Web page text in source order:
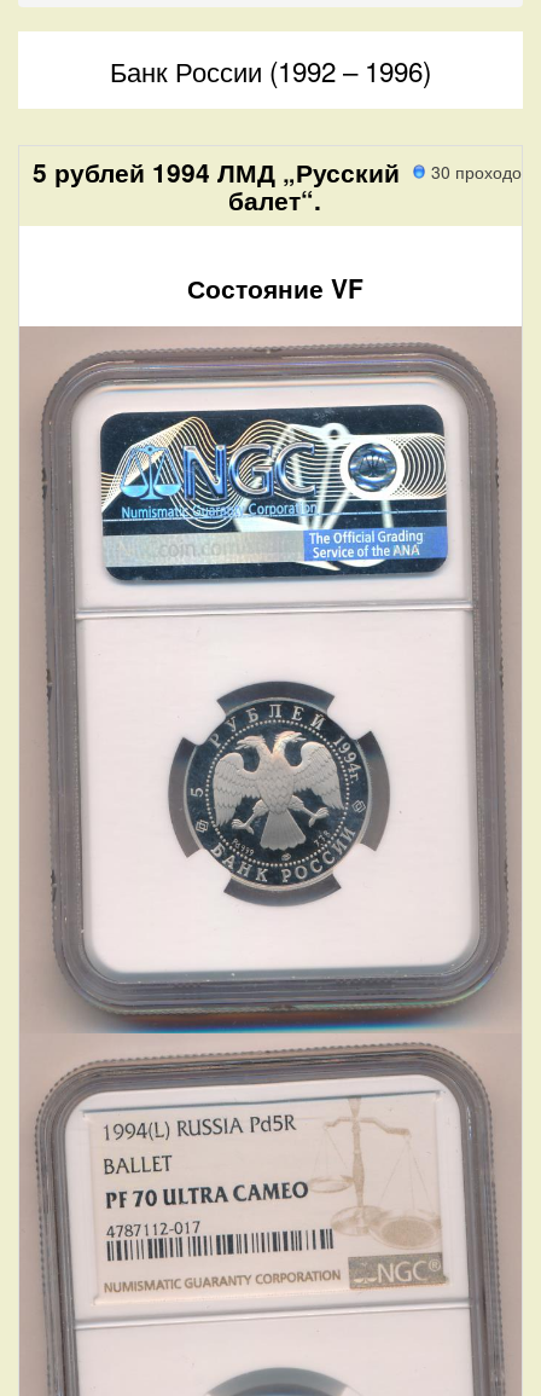
Банк России (1992 – 1996)
30 проходов
5 рублей 1994 ЛМД „Русский
балет“.
Состояние VF